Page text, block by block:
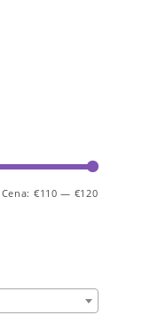
Cena: €110 — €120